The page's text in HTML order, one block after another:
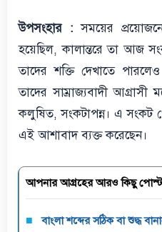
উপসংহার : সময়ের
হয়েছিল, কালান্তরে তা আজ
তাদের শক্তি দেখাতে
তাদের সাম্রাজ্যবাদী
কলুষিত, সংকটাপন্ন। এ সংকট
এই আশাবাদ ব্যক্ত করেছেন।
আপনার আগ্রহের আরও কিছু পোস্ট
বাংলা শব্দের সঠিক বা শুদ্ধ